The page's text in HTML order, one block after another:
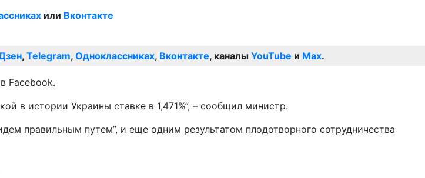
или Вконтакте
, Telegram, Одноклассниках, Вконтакте, каналы YouTube и Max.
Facebook.
в истории Украины ставке в 1,471%”, – сообщил министр.
правильным путем”, и еще одним результатом плодотворного сотрудничества